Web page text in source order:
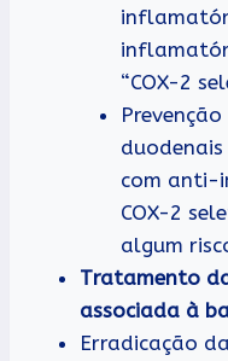
“COX-2
com anti-
COX-2
algum
Tratamento
associada à
Erradicação